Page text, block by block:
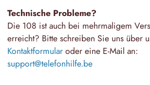
Technische Probleme?
Die 108 ist auch bei mehrmaligem
erreicht? Bitte schreiben Sie uns über
Kontaktformularoder eine E-Mail an:
support@telefonhilfe.be